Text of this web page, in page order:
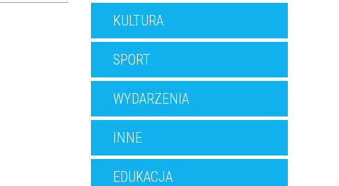
KULTURA
SPORT
WYDARZENIA
INNE
EDUKACJA